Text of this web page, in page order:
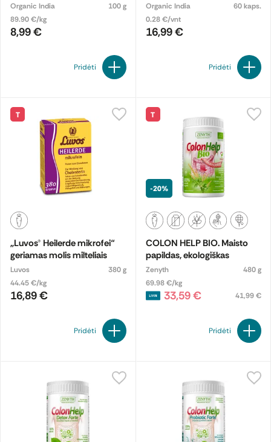
Organic India
100 g
89.90 €/kg
8,99 €
Pridėti
Organic India
60 kaps.
0.28 €/vnt
16,99 €
Pridėti
T
„Luvos® Heilerde mikrofei“
geriamas molis milteliais
Luvos
380 g
44.45 €/kg
16,89 €
Pridėti
T
-20%
COLON HELP BIO. Maisto
papildas, ekologiškas
Zenyth
480 g
69.98 €/kg
33,59 € 41,99 €
Pridėti